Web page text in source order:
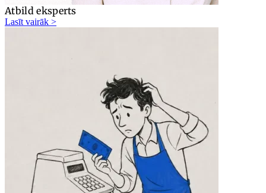
Atbild eksperts
Lasīt vairāk >